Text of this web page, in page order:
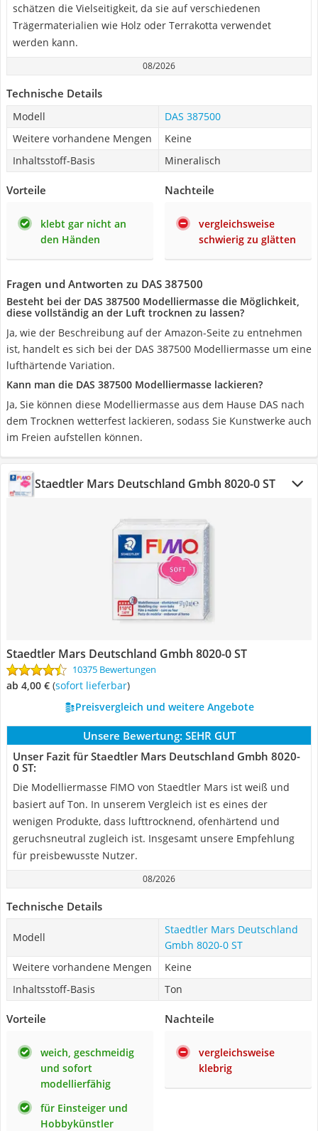
schätzen die Vielseitigkeit, da sie auf verschiedenen
Trägermaterialien wie Holz oder Terrakotta verwendet
werden kann.
08/2026
Technische Details
Modell
DAS 387500
Weitere vorhandene Mengen
Keine
Inhaltsstoff-Basis
Mineralisch
Vorteile
klebt gar nicht an
den Händen
Nachteile
vergleichsweise
schwierig zu glätten
Fragen und Antworten zu DAS 387500
Besteht bei der DAS 387500 Modelliermasse die Möglichkeit,
diese vollständig an der Luft trocknen zu lassen?
Ja, wie der Beschreibung auf der Amazon-Seite zu entnehmen
ist, handelt es sich bei der DAS 387500 Modelliermasse um eine
lufthärtende Variation.
Kann man die DAS 387500 Modelliermasse lackieren?
Ja, Sie können diese Modelliermasse aus dem Hause DAS nach
dem Trocknen wetterfest lackieren, sodass Sie Kunstwerke auch
im Freien aufstellen können.
Staedtler Mars Deutschland Gmbh 8020-0 ST
Staedtler Mars Deutschland Gmbh 8020-0 ST
10375 Bewertungen
ab 4,00 € ( Sofort lieferbar)
Preisvergleich und weitere Angebote
Unsere Bewertung: SEHR GUT
Unser Fazit für Staedtler Mars Deutschland Gmbh 8020-
0 ST:
Die Modelliermasse FIMO von Staedtler Mars ist weiß und
basiert auf Ton. In unserem Vergleich ist es eines der
wenigen Produkte, dass lufttrocknend, ofenhärtend und
geruchsneutral zugleich ist. Insgesamt unsere Empfehlung
für preisbewusste Nutzer.
08/2026
Technische Details
Modell
Staedtler Mars Deutschland
Gmbh 8020-0 ST
Weitere vorhandene Mengen
Keine
Inhaltsstoff-Basis
Ton
Vorteile
weich, geschmeidig
und sofort
modellierfähig
für Einsteiger und
Hobbykünstler
Nachteile
vergleichsweise
klebrig